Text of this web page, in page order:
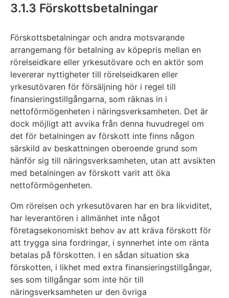
3.1.3 Förskottsbetalningar
Förskottsbetalningar och andra motsvarande
arrangemang för betalning av köpepris mellan en
rörelseidkare eller yrkesutövare och en aktör som
levererar nyttigheter till rörelseidkaren eller
yrkesutövaren för försäljning hör i regel till
finansieringstillgångarna, som räknas in i
nettoförmögenheten i näringsverksamheten. Det är
dock möjligt att avvika från denna huvudregel om
det för betalningen av förskott inte finns någon
särskild av beskattningen oberoende grund som
hänför sig till näringsverksamheten, utan att avsikten
med betalningen av förskott varit att öka
nettoförmögenheten.
Om rörelsen och yrkesutövaren har en bra likviditet,
har leverantören i allmänhet inte något
företagsekonomiskt behov av att kräva förskott för
att trygga sina fordringar, i synnerhet inte om ränta
betalas på förskotten. I en sådan situation ska
förskotten, i likhet med extra finansieringstillgångar,
ses som tillgångar som inte hör till
näringsverksamheten ur den övriga